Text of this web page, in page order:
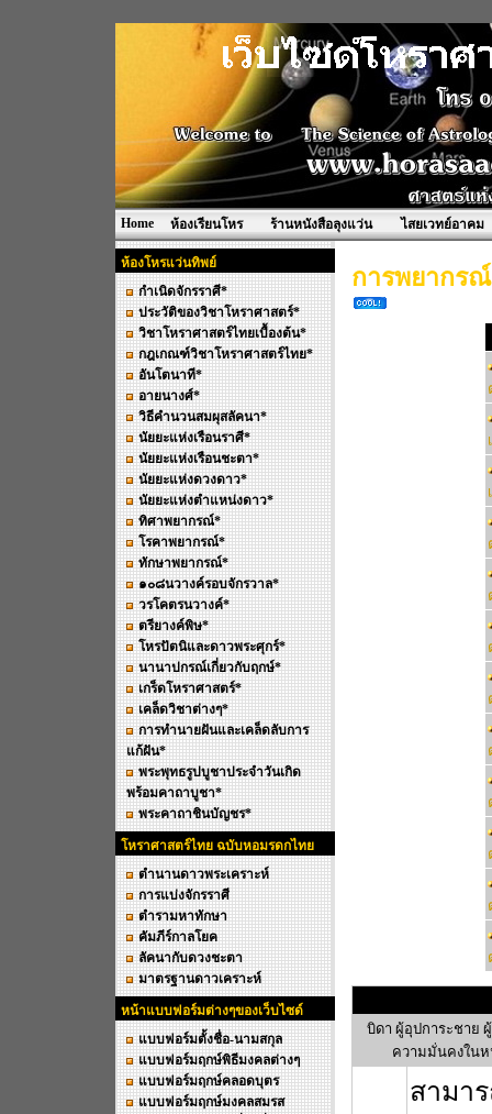
Home ห้องเรียนโหร ร้านหนังสือลุงแว่น ไสยเวทย์อาคม
ห้องโหรแว่นทิพย์
กำเนิดจักรราศี*
ประวัติของวิชาโหราศาสตร์*
วิชาโหราศาสตร์ไทยเบื้องต้น*
กฎเกณฑ์วิชาโหราศาสตร์ไทย*
อันโตนาที*
อายนางศ์*
วิธีคำนวนสมผุสลัคนา*
นัยยะแห่งเรือนราศี*
นัยยะแห่งเรือนชะตา*
นัยยะแห่งดวงดาว*
นัยยะแห่งตำแหน่งดาว*
ทิศาพยากรณ์*
โรคาพยากรณ์*
ทักษาพยากรณ์*
๑๐๘นวางค์รอบจักรวาล*
วรโคตรนวางค์*
ตรียางค์พิษ*
โหรปัตนิและดาวพระศุกร์*
นานาปกรณ์เกี่ยวกับฤกษ์*
เกร็ดโหราศาสตร์*
เคล็ดวิชาต่างๆ*
การทำนายฝันและเคล็ดลับการ
แก้ฝัน*
พระพุทธรูปบูชาประจำวันเกิด
พร้อมคาถาบูชา*
พระคาถาชินบัญชร*
โหราศาสตร์ไทย ฉบับหอมรดกไทย
ตำนานดาวพระเคราะห์
การแบ่งจักรราศี
ตำรามหาทักษา
คัมภีร์กาลโยค
ลัคนากับดวงชะตา
มาตรฐานดาวเคราะห์
หน้าแบบฟอร์มต่างๆของเว็บไซด์
แบบฟอร์มตั้งชื่อ-นามสกุล
แบบฟอร์มฤกษ์พิธีมงคลต่างๆ
แบบฟอร์มฤกษ์คลอดบุตร
แบบฟอร์มฤกษ์มงคลสมรส
การพยากร
บิดา ผู้อุปการะชาย
ความมั่นคงในห
สามา